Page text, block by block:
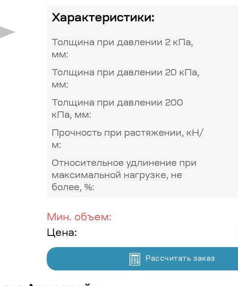
Характеристики:
Толщина при давлении 2 кПа,
мм:
Толщина при давлении 20 кПа,
мм:
Толщина при давлении 200
кПа, мм:
Прочность при растяжении, кН/
м:
Относительное удлинение при
максимальной нагрузке, не
более, %:
Мин. объем:
Цена:
Рассчитать заказ